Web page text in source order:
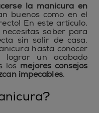
la manicura en
buenos como en el
En este artículo,
saber para
sin salir de casa.
hasta conocer
lograr un acabado
los mejores consejos
impecables.